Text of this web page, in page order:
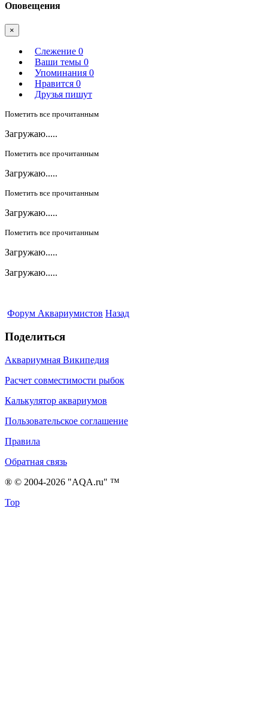
Оповещения
×
Слежение 0
Ваши темы 0
Упоминания 0
Нравится 0
Друзья пишут
Пометить все прочитанным
Загружаю.....
Пометить все прочитанным
Загружаю.....
Пометить все прочитанным
Загружаю.....
Пометить все прочитанным
Загружаю.....
Загружаю.....
Форум Аквариумистов Назад
Поделиться
Аквариумная Википедия
Расчет совместимости рыбок
Калькулятор аквариумов
Пользовательское соглашение
Правила
Обратная связь
® © 2004-2026 "AQA.ru" ™
Top